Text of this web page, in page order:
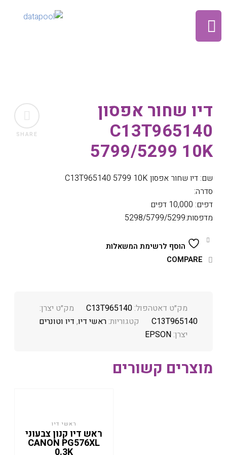
SHARE
דיו שחור אפסון
C13T965140
5799/5299 10K
שם: דיו שחור אפסון C13T965140 5799 10K
סדרה:
דפים: 10,000 דפים
מדפסות:5298/5799/5299
הוסף לרשימת המשאלות
COMPARE
מק״ט דאטהפול:C13T965140
מק״ט יצרן:
C13T965140
קטגוריות:ראשי דיו, דיו וטונרים
יצרן:EPSON
מוצרים קשורים
ראשי דיו
ראש דיו קנון צבעוני
CANON PG576XL